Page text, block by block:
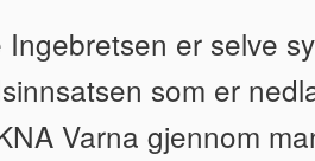
Ingebretsen er selve
som er
Varna gjennom